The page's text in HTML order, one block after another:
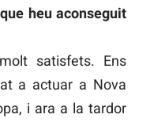
heu aconseguit
satisfets. Ens
a actuar a Nova
i ara a la tardor